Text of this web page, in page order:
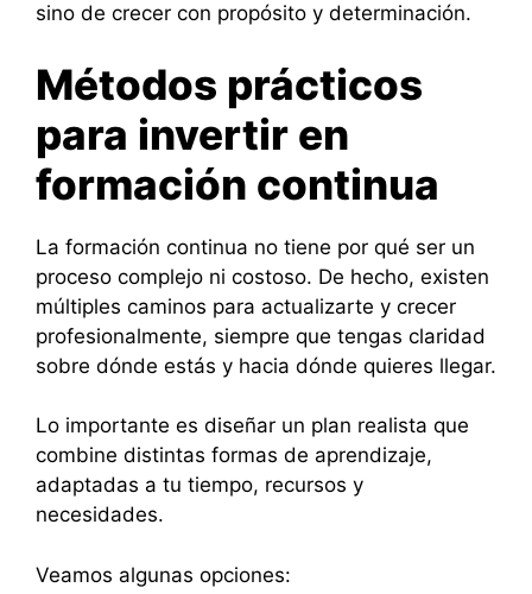
sino de crecer con propósito y determinación.
Métodos prácticos
para invertir en
formación continua
La formación continua no tiene por qué ser un
proceso complejo ni costoso. De hecho, existen
múltiples caminos para actualizarte y crecer
profesionalmente, siempre que tengas claridad
sobre dónde estás y hacia dónde quieres llegar.
Lo importante es diseñar un plan realista que
combine distintas formas de aprendizaje,
adaptadas a tu tiempo, recursos y
necesidades.
Veamos algunas opciones: